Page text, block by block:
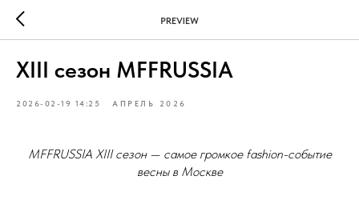
PREVIEW
XIII сезон MFFRUSSIA
2026-02-19 14:25 АПРЕЛЬ 2026
MFFRUSSIA XIII сезон — самое громкое fashion-событие
весны в Москве